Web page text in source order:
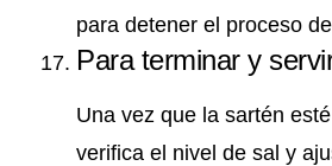
para detener el proceso
Para terminar y
Una vez que la sartén
verifica el nivel de sal y